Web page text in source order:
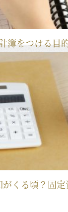
簿をつける目
くる頃？固定